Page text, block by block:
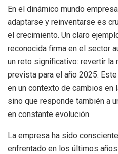
En el dinámico mundo
adaptarse y reinventarse es
el crecimiento. Un claro
reconocida firma en el sector
un reto significativo: revertir la
prevista para el año 2025.
en un contexto de cambios en
sino que responde también a
en constante evolución.
La empresa ha sido
enfrentado en los últimos